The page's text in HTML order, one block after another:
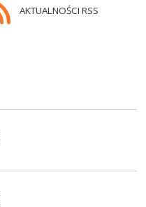
AKTUALNOŚCI RSS